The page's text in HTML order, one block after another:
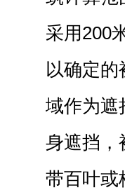
采用200
以确定的
域作为遮
身遮挡，
带百叶或